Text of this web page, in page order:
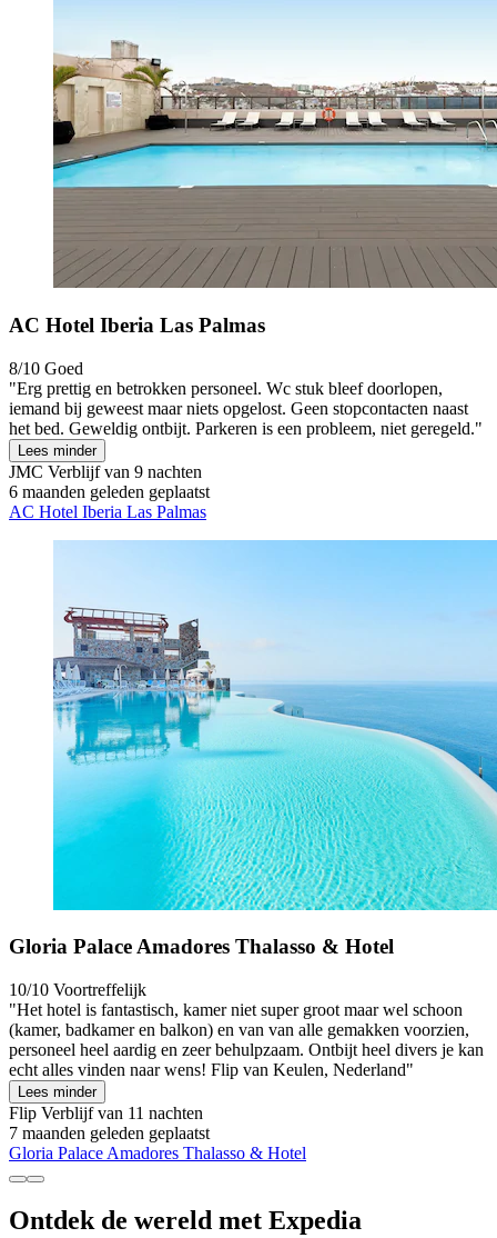
AC Hotel Iberia Las Palmas
8/10 Goed
"Erg prettig en betrokken personeel. Wc stuk bleef doorlopen,
iemand bij geweest maar niets opgelost. Geen stopcontacten naast
het bed. Geweldig ontbijt. Parkeren is een probleem, niet geregeld."
Lees minder
JMC Verblijf van 9 nachten
6 maanden geleden geplaatst
AC Hotel Iberia Las Palmas
Gloria Palace Amadores Thalasso & Hotel
10/10 Voortreffelijk
"Het hotel is fantastisch, kamer niet super groot maar wel schoon
(kamer, badkamer en balkon) en van van alle gemakken voorzien,
personeel heel aardig en zeer behulpzaam. Ontbijt heel divers je kan
echt alles vinden naar wens! Flip van Keulen, Nederland"
Lees minder
Flip Verblijf van 11 nachten
7 maanden geleden geplaatst
Gloria Palace Amadores Thalasso & Hotel
Ontdek de wereld met Expedia